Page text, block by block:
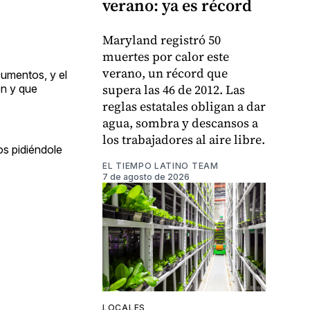
y el
y que
pidiéndole
verano: ya es récord
Maryland registró 50
muertes por calor este
verano, un récord que
supera las 46 de 2012. Las
reglas estatales obligan a dar
agua, sombra y descansos a
los trabajadores al aire libre.
EL TIEMPO LATINO TEAM
7 de agosto de 2026
LOCALES